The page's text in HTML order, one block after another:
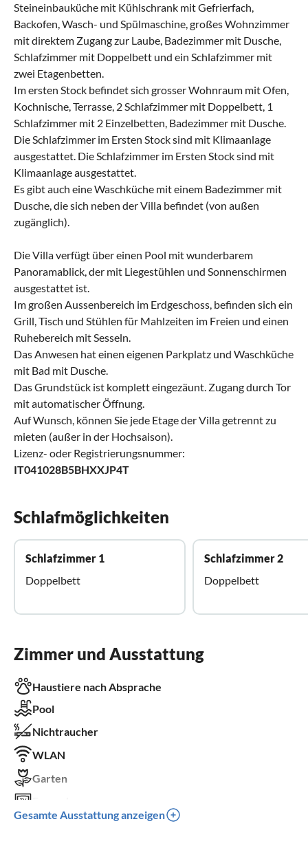
Steineinbauküche mit Kühlschrank mit Gefrierfach,
Backofen, Wasch- und Spülmaschine, großes Wohnzimmer
mit direktem Zugang zur Laube, Badezimmer mit Dusche,
Schlafzimmer mit Doppelbett und ein Schlafzimmer mit
zwei Etagenbetten.
Im ersten Stock befindet sich grosser Wohnraum mit Ofen,
Kochnische, Terrasse, 2 Schlafzimmer mit Doppelbett, 1
Schlafzimmer mit 2 Einzelbetten, Badezimmer mit Dusche.
Die Schlafzimmer im Ersten Stock sind mit Klimaanlage
ausgestattet. Die Schlafzimmer im Ersten Stock sind mit
Klimaanlage ausgestattet.
Es gibt auch eine Waschküche mit einem Badezimmer mit
Dusche, die sich neben der Villa befindet (von außen
zugänglich).
Die Villa verfügt über einen Pool mit wunderbarem
Panoramablick, der mit Liegestühlen und Sonnenschirmen
ausgestattet ist.
Im großen Aussenbereich im Erdgeschoss, befinden sich ein
Grill, Tisch und Stühlen für Mahlzeiten im Freien und einen
Ruhebereich mit Sesseln.
Das Anwesen hat einen eigenen Parkplatz und Waschküche
mit Bad mit Dusche.
Das Grundstück ist komplett eingezäunt. Zugang durch Tor
mit automatischer Öffnung.
Auf Wunsch, können Sie jede Etage der Villa getrennt zu
mieten (außer in der Hochsaison).
Lizenz- oder Registrierungsnummer:
IT041028B5BHXXJP4T
Schlafmöglichkeiten
Schlafzimmer 1
Doppelbett
Schlafzimmer 2
Doppelbett
Zimmer und Ausstattung
Haustiere nach Absprache
Pool
Nichtraucher
WLAN
Garten
Terrasse
Gesamte Ausstattung anzeigen